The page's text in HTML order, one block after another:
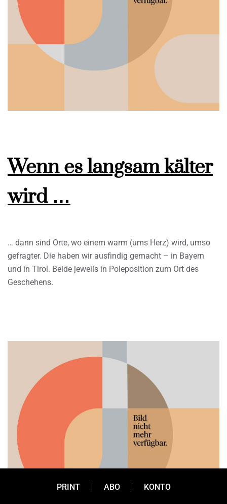
Wenn es langsam kälter
wird …
… dann sind Orte, wo einem warm (ums Herz) wird, umso
gefragter. Die haben wir ausfindig gemacht – in Bayern
und in Tirol. Beide jeweils in Poleposition zum Ort des
Geschehens.
PRINT ABO KONTO